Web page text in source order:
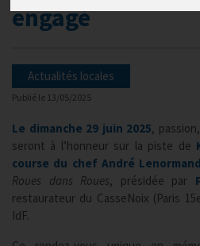
engagé
Actualités locales
Publié le 13/05/2025
Le dimanche 29 juin 2025,
seront à l’honneur sur la piste de
course du chef André Lenormand
Roues dans Roues, présidée par
restaurateur du CasseNoix (Paris
IdF.